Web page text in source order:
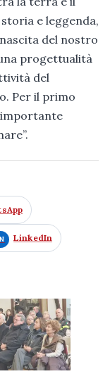
e leggenda,
del nostro
progettualità
del
Per il primo
importante
LinkedIn